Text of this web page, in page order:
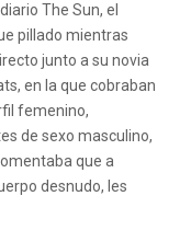
The Sun, el
pillado mientras
junto a su novia
en la que cobraban
femenino,
de sexo masculino,
que a
desnudo, les